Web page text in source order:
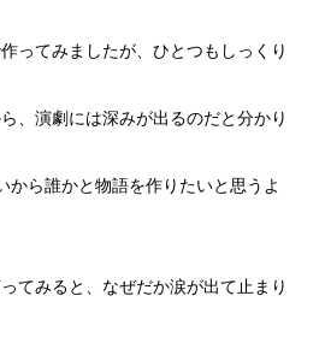
ってみましたが、ひとつもしっくり
、演劇には深みが出るのだと分かり
から誰かと物語を作りたいと思うよ
てみると、なぜだか涙が出て止まり